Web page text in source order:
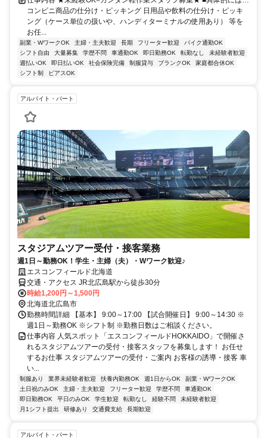
コンビニ商品の仕分け・ピッキング 日用品や飲料の仕分け・ピッキ
ング（ケース単位の扱いや、ハンディターミナルの使用あり） 等を
お任...
副業・WワークOK 主婦・主夫歓迎 長期 フリーター歓迎
バイク通勤OK
シフト自由
大量募集 学歴不問 車通勤OK 即日勤務OK 転勤なし
未経験者歓迎
週払いOK
即日払いOK 社会保険完備 制服貸与 ブランクOK
家庭都合休OK
シフト制
ピアスOK
アルバイト・パート
スタジアムツアー受付・接客業務
週1日～勤務OK！学生・主婦（夫）・Wワーク歓迎♪
エスコンフィールド北海道
交通・アクセス JR北広島駅から徒歩30分
時給1,200円～1,500円
北海道北広島市
勤務時間詳細 【基本】 9:00～17:00 【試合開催日】 9:00～14:30 ※
週1日～勤務OK ※シフト制 ※勤務日数はご相談ください。
仕事内容 人気スポット「エスコンフィールドHOKKAIDO」で開催さ
れるスタジアムツアーの受付・接客スタッフを募集します！ お任せ
するお仕事 スタジアムツアーの受付・ご案内 お客様の誘導・接客 車
い...
制服あり 業界未経験者歓迎 扶養内勤務OK 週1日からOK
副業・WワークOK
土日祝のみOK
主婦・主夫歓迎 フリーター歓迎 学歴不問
車通勤OK
即日勤務OK
平日のみOK 学生歓迎 転勤なし 経験不問
未経験者歓迎
月1シフト提出
研修あり 交通費支給 長期歓迎
アルバイト・パート